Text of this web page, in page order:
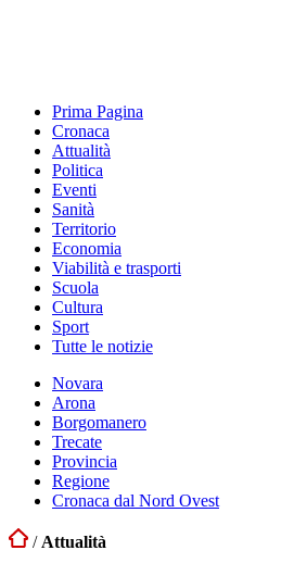
Prima Pagina
Cronaca
Attualità
Politica
Eventi
Sanità
Territorio
Economia
Viabilità e trasporti
Scuola
Cultura
Sport
Tutte le notizie
Novara
Arona
Borgomanero
Trecate
Provincia
Regione
Cronaca dal Nord Ovest
/ Attualità